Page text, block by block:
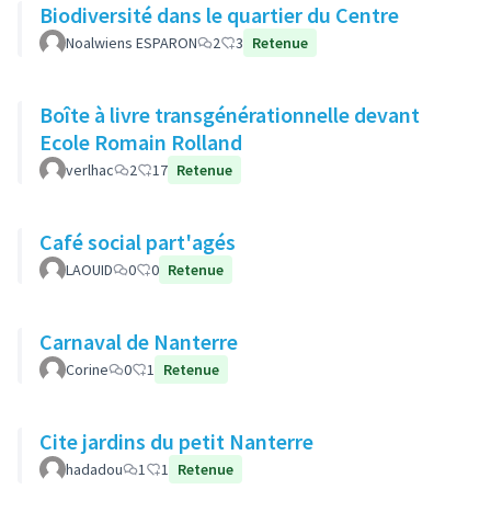
Biodiversité dans le quartier du Centre
Noalwiens ESPARON 2 3 Retenue
Boîte à livre transgénérationnelle devant
Ecole Romain Rolland
verlhac 2 17 Retenue
Café social part'agés
LAOUID 0 0 Retenue
Carnaval de Nanterre
Corine 0 1 Retenue
Cite jardins du petit Nanterre
hadadou 1 1 Retenue